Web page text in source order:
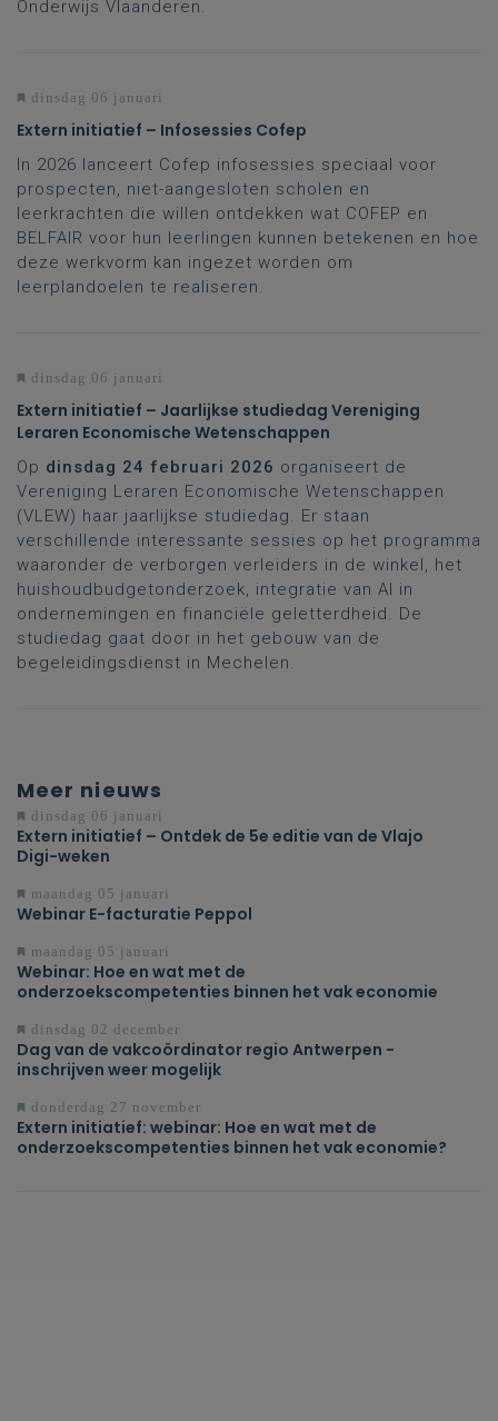
Onderwijs Vlaanderen.
dinsdag 06 januari
Extern initiatief – Infosessies Cofep
In 2026 lanceert Cofep infosessies speciaal voor
prospecten, niet-aangesloten scholen en
leerkrachten die willen ontdekken wat COFEP en
BELFAIR voor hun leerlingen kunnen betekenen en hoe
deze werkvorm kan ingezet worden om
leerplandoelen te realiseren.
dinsdag 06 januari
Extern initiatief – Jaarlijkse studiedag Vereniging
Leraren Economische Wetenschappen
Op dinsdag 24 februari 2026 organiseert de
Vereniging Leraren Economische Wetenschappen
(VLEW) haar jaarlijkse studiedag. Er staan
verschillende interessante sessies op het programma
waaronder de verborgen verleiders in de winkel, het
huishoudbudgetonderzoek, integratie van AI in
ondernemingen en financiële geletterdheid. De
studiedag gaat door in het gebouw van de
begeleidingsdienst in Mechelen.
Meer nieuws
dinsdag 06 januari
Extern initiatief – Ontdek de 5e editie van de Vlajo
Digi-weken
maandag 05 januari
Webinar E-facturatie Peppol
maandag 05 januari
Webinar: Hoe en wat met de
onderzoekscompetenties binnen het vak economie
dinsdag 02 december
Dag van de vakcoördinator regio Antwerpen -
inschrijven weer mogelijk
donderdag 27 november
Extern initiatief: webinar: Hoe en wat met de
onderzoekscompetenties binnen het vak economie?